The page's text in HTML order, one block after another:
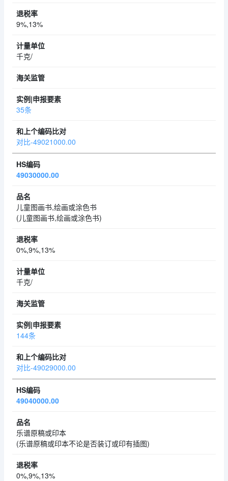
9%,13%
千克/
35条
对比-49021000.00
49030000.00
儿童图画书,绘画或涂色书
(儿童图画书,绘画或涂色书)
0%,9%,13%
千克/
144条
对比-49029000.00
49040000.00
乐谱原稿或印本
(乐谱原稿或印本不论是否装订或印有插图)
0%,9%,13%